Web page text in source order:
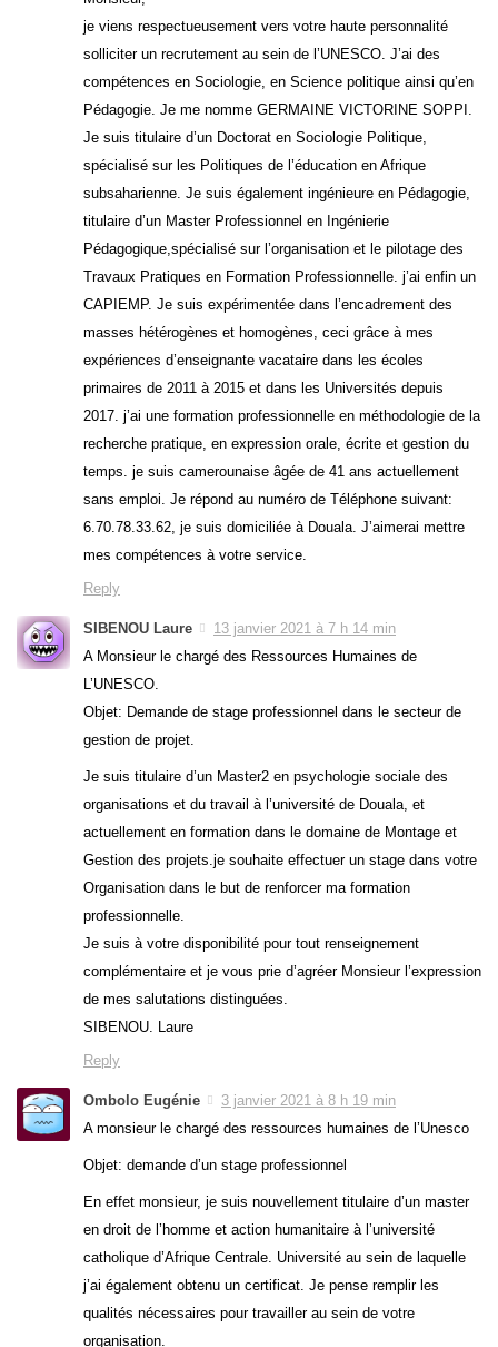
je viens respectueusement vers votre haute personnalité
solliciter un recrutement au sein de l’UNESCO. J’ai des
compétences en Sociologie, en Science politique ainsi qu’en
Pédagogie. Je me nomme GERMAINE VICTORINE SOPPI.
Je suis titulaire d’un Doctorat en Sociologie Politique,
spécialisé sur les Politiques de l’éducation en Afrique
subsaharienne. Je suis également ingénieure en Pédagogie,
titulaire d’un Master Professionnel en Ingénierie
Pédagogique,spécialisé sur l’organisation et le pilotage des
Travaux Pratiques en Formation Professionnelle. j’ai enfin un
CAPIEMP. Je suis expérimentée dans l’encadrement des
masses hétérogènes et homogènes, ceci grâce à mes
expériences d’enseignante vacataire dans les écoles
primaires de 2011 à 2015 et dans les Universités depuis
2017. j’ai une formation professionnelle en méthodologie de la
recherche pratique, en expression orale, écrite et gestion du
temps. je suis camerounaise âgée de 41 ans actuellement
sans emploi. Je répond au numéro de Téléphone suivant:
6.70.78.33.62, je suis domiciliée à Douala. J’aimerai mettre
mes compétences à votre service.
Reply
SIBENOU Laure
13 janvier 2021 à 7 h 14 min
A Monsieur le chargé des Ressources Humaines de
L’UNESCO.
Objet: Demande de stage professionnel dans le secteur de
gestion de projet.
Je suis titulaire d’un Master2 en psychologie sociale des
organisations et du travail à l’université de Douala, et
actuellement en formation dans le domaine de Montage et
Gestion des projets.je souhaite effectuer un stage dans votre
Organisation dans le but de renforcer ma formation
professionnelle.
Je suis à votre disponibilité pour tout renseignement
complémentaire et je vous prie d’agréer Monsieur l’expression
de mes salutations distinguées.
SIBENOU. Laure
Reply
Ombolo Eugénie
3 janvier 2021 à 8 h 19 min
A monsieur le chargé des ressources humaines de l’Unesco
Objet: demande d’un stage professionnel
En effet monsieur, je suis nouvellement titulaire d’un master
en droit de l’homme et action humanitaire à l’université
catholique d’Afrique Centrale. Université au sein de laquelle
j’ai également obtenu un certificat. Je pense remplir les
qualités nécessaires pour travailler au sein de votre
organisation.